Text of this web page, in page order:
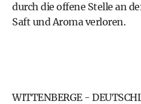
durch die offene Stelle an
Saft und Aroma verloren.
WITTENBERGE -